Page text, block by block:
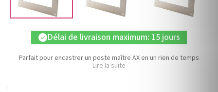
check Délai de livraison maximum: 15 jours
Parfait pour encastrer un poste maître AX en un rien de temps
Lire la suite